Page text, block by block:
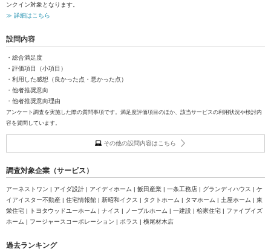
ンクイン対象となります。
≫ 詳細はこちら
設問内容
・総合満足度
・評価項目（小項目）
・利用した感想（良かった点・悪かった点）
・他者推奨意向
・他者推奨意向理由
アンケート調査を実施した際の質問事項です。満足度評価項目のほか、該当サービスの利用状況や検討内
容を質問しています。
その他の設問内容はこちら
調査対象企業（サービス）
アーネストワン | アイダ設計 | アイディホーム | 飯田産業 | 一条工務店 | グランディハウス | ケ
イアイスター不動産 | 住宅情報館 | 新昭和イクス | タクトホーム | タマホーム | 土屋ホーム | 東
栄住宅 | トヨタウッドユーホーム | ナイス | ノーブルホーム | 一建設 | 桧家住宅 | ファイブイズ
ホーム | フージャースコーポレーション | ポラス | 横尾材木店
過去ランキング